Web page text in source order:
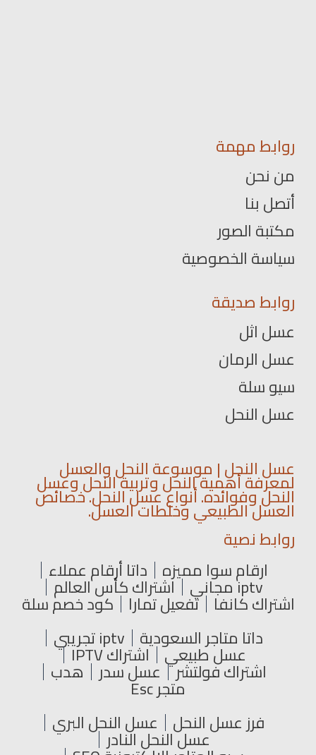
روابط مهمة
من نحن
أتصل بنا
مكتبة الصور
سياسة الخصوصية
روابط صديقة
عسل اثل
عسل الرمان
سيو سلة
عسل النحل
عسل النحل | موسوعة النحل والعسل
لمعرفة أهمية النحل وتربية النحل وعسل
النحل وفوائده. أنواع عسل النحل. خصائص
العسل الطبيعي وخلطات العسل.
روابط نصية
ارقام سوا مميزه داتا أرقام عملاء
iptv مجاني اشتراك كأس العالم
اشتراك كانفا تفعيل تمارا كود خصم سلة
داتا متاجر السعودية iptv تجريبي
عسل طبيعي اشتراك IPTV
اشتراك فولتشر عسل سدر هدب
متجر Esc
فرز عسل النحل عسل النحل البري
عسل النحل النادر